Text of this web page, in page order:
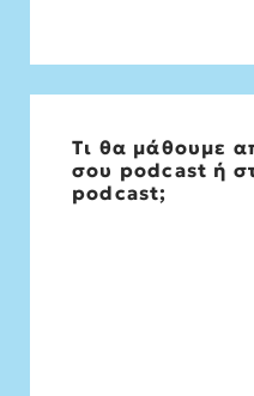
Τι θα μάθουμε
σου podcast ή
podcast;
Φιλοσοφία, μια